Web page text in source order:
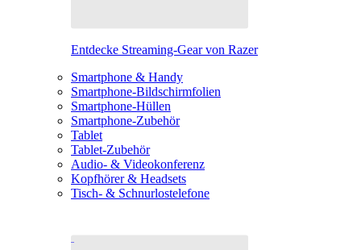
Entdecke Streaming-Gear von Razer
Smartphone & Handy
Smartphone-Bildschirmfolien
Smartphone-Hüllen
Smartphone-Zubehör
Tablet
Tablet-Zubehör
Audio- & Videokonferenz
Kopfhörer & Headsets
Tisch- & Schnurlostelefone